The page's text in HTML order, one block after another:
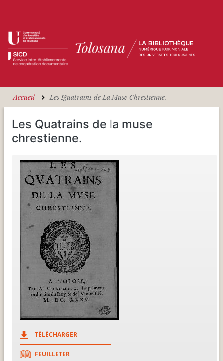
Accueil Les Quatrains de La Muse Chrestienne.
Les Quatrains de la muse
chrestienne.
TÉLÉCHARGER
FEUILLETER